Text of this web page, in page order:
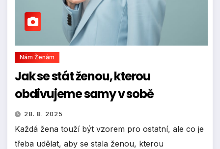
Nám Ženám
Jak se stát ženou, kterou
obdivujeme samy v sobě
28. 8. 2025
Každá žena touží být vzorem pro ostatní, ale co je
třeba udělat, aby se stala ženou, kterou